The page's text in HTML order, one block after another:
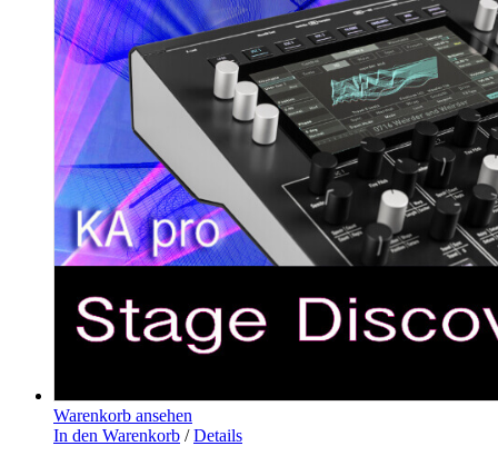
Warenkorb ansehen
In den Warenkorb / Details